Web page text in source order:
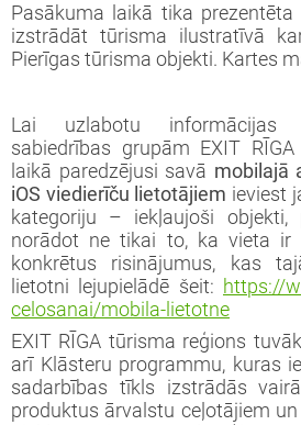
Pasākuma laikā tika prezentēta
izstrādāt tūrisma ilustratīvā
Pierīgas tūrisma objekti. Kartes
Lai uzlabotu informācijas
sabiedrības grupām EXIT
laikā paredzējusi savā mobilajā
iOS viedierīču lietotājiem ieviest
kategoriju – iekļaujoši objekti,
norādot ne tikai to, ka vieta ir
konkrētus risinājumus, kas
lietotni lejupielādē šeit: https://
celosanai/mobila-lietotne
EXIT RĪGA tūrisma reģions
arī Klāsteru programmu, kuras
sadarbības tīkls izstrādās
produktus ārvalstu ceļotājiem